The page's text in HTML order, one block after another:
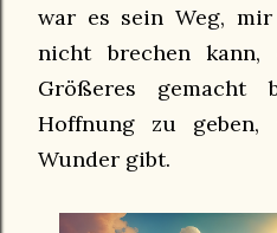
war es sein Weg,
nicht brechen
Größeres gemacht
Hoffnung zu geben,
Wunder gibt.